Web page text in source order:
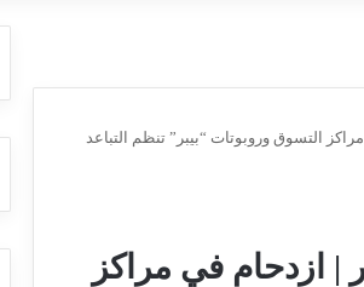
24 ديسمبر | ازدحام في مراكز التسوق وروبوتات “بيبر” تنظم التباعد
في جورجيا الآن 24 ديسمبر | ازدحام في مراكز